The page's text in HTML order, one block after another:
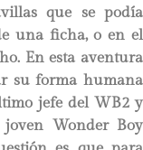
que se podía
una ficha, o en el
En esta aventura
su forma humana
jefe del WB2 y
Wonder Boy